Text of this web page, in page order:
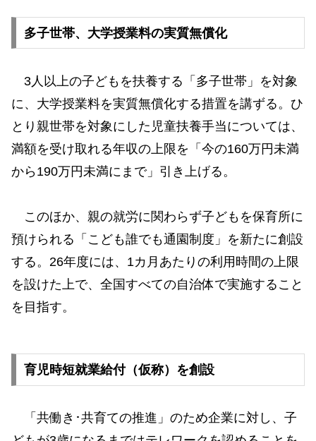
多子世帯、大学授業料の実質無償化
3人以上の子どもを扶養する「多子世帯」を対象
に、大学授業料を実質無償化する措置を講ずる。ひ
とり親世帯を対象にした児童扶養手当については、
満額を受け取れる年収の上限を「今の160万円未満
から190万円未満にまで」引き上げる。
このほか、親の就労に関わらず子どもを保育所に
預けられる「こども誰でも通園制度」を新たに創設
する。26年度には、1カ月あたりの利用時間の上限
を設けた上で、全国すべての自治体で実施すること
を目指す。
育児時短就業給付（仮称）を創設
「共働き･共育ての推進」のため企業に対し、子